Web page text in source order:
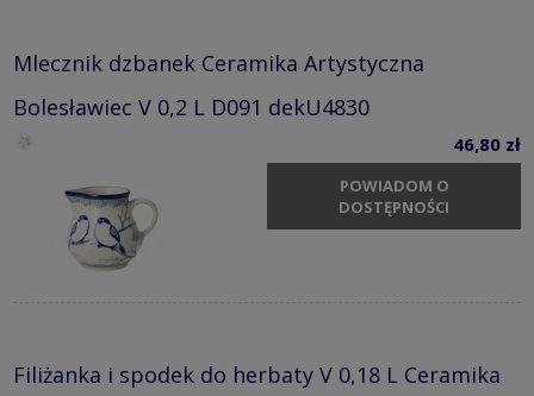
Mlecznik dzbanek Ceramika Artystyczna
Bolesławiec V 0,2 L D091 dekU4830
46,80 zł
POWIADOM O
DOSTĘPNOŚCI
Filiżanka i spodek do herbaty V 0,18 L Ceramika